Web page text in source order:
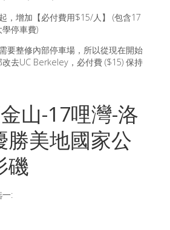
，增加【必付費用$15/人】 (包含17
停車費)
要整修內部停車場，所以從現在開始
去UC Berkeley，必付費 ($15) 保持
山-17哩灣-洛
勝美地國家公
磯
: